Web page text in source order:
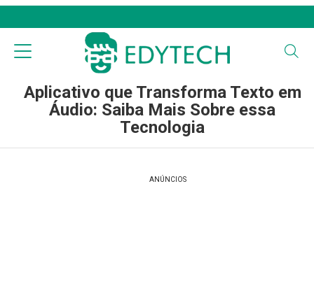
Aplicativo que Transforma Texto em
Áudio: Saiba Mais Sobre essa
Tecnologia
ANÚNCIOS